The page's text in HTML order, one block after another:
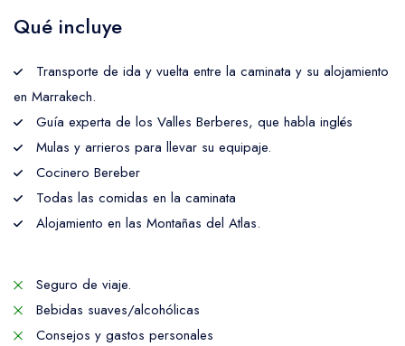
Qué incluye
Transporte de ida y vuelta entre la caminata y su alojamiento
en Marrakech.
Guía experta de los Valles Berberes, que habla inglés
Mulas y arrieros para llevar su equipaje.
Cocinero Bereber
Todas las comidas en la caminata
Alojamiento en las Montañas del Atlas.
Seguro de viaje.
Bebidas suaves/alcohólicas
Consejos y gastos personales